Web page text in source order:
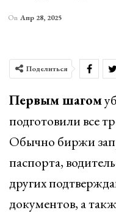
On Апр 28, 2025
Поделиться
Первым шагом
подготовили все
Обычно биржи
паспорта,
других
документов, а